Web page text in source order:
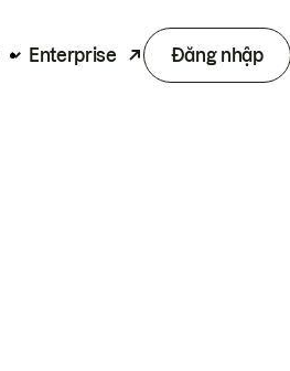
Enterprise Đăng nhập